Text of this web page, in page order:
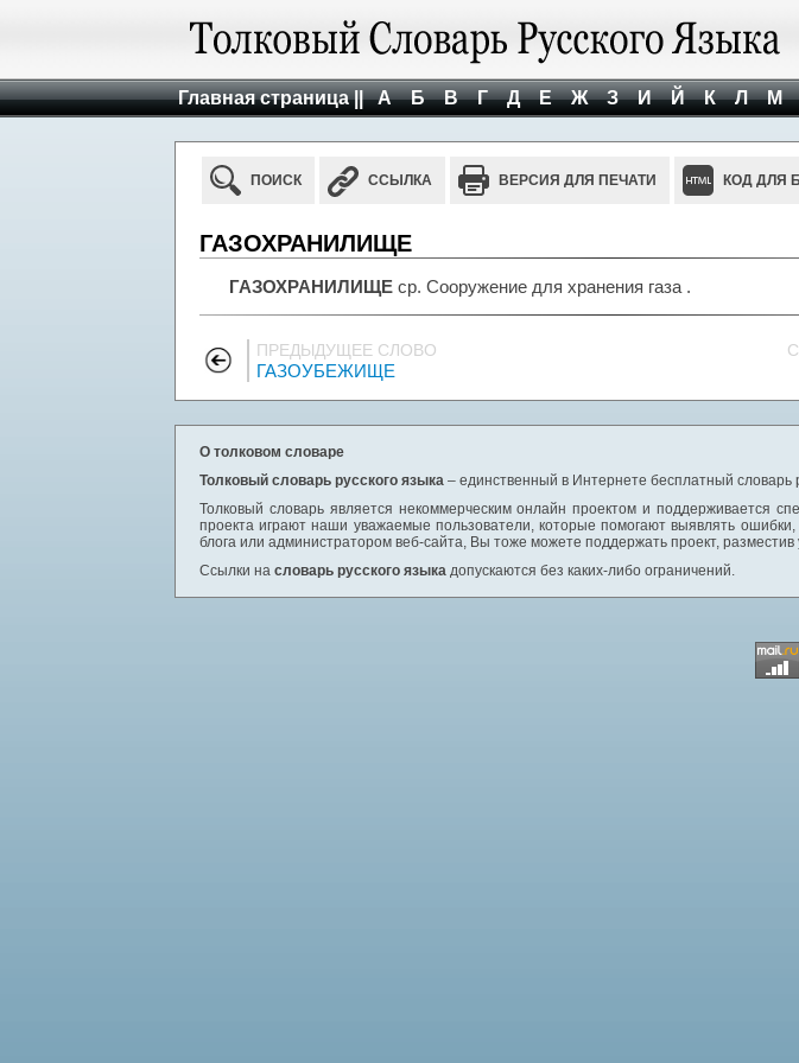
Главная страница || А Б В Г Д Е Ж З И Й К Л М
ПОИСК ССЫЛКА ВЕРСИЯ ДЛЯ ПЕЧАТИ КОД ДЛЯ
ГАЗОХРАНИЛИЩЕ
ГАЗОХРАНИЛИЩЕ ср. Сооружение для хранения газа .
ПРЕДЫДУЩЕЕ СЛОВО
ГАЗОУБЕЖИЩЕ
О толковом словаре
Толковый словарь русского языка – единственный в Интернете бесплатный словарь
Толковый словарь является некоммерческим онлайн проектом и поддерживается
проекта играют наши уважаемые пользователи, которые помогают выявлять
блога или администратором веб-сайта, Вы тоже можете поддержать проект, разместив
Ссылки на словарь русского языка допускаются без каких-либо ограничений.